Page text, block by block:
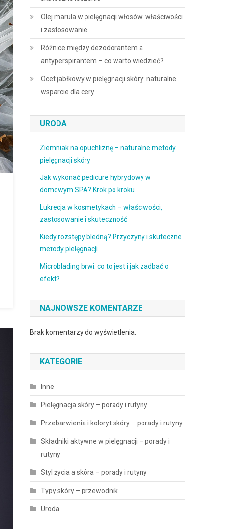
Olej marula w pielęgnacji włosów: właściwości
i zastosowanie
Różnice między dezodorantem a
antyperspirantem – co warto wiedzieć?
Ocet jabłkowy w pielęgnacji skóry: naturalne
wsparcie dla cery
URODA
Ziemniak na opuchliznę – naturalne metody
pielęgnacji skóry
Jak wykonać pedicure hybrydowy w
domowym SPA? Krok po kroku
Lukrecja w kosmetykach – właściwości,
zastosowanie i skuteczność
Kiedy rozstępy bledną? Przyczyny i skuteczne
metody pielęgnacji
Microblading brwi: co to jest i jak zadbać o
efekt?
NAJNOWSZE KOMENTARZE
Brak komentarzy do wyświetlenia.
KATEGORIE
Inne
Pielęgnacja skóry – porady i rutyny
Przebarwienia i koloryt skóry – porady i rutyny
Składniki aktywne w pielęgnacji – porady i
rutyny
Styl życia a skóra – porady i rutyny
Typy skóry – przewodnik
Uroda